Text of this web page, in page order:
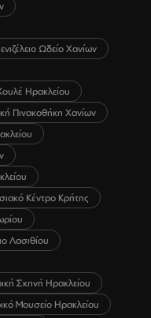
Ωδείο Χανίων
Ηρακλείου
Πινακοθήκη Χανίων
Κέντρο Κρήτης
Λασιθίου
Σκηνή Ηρακλείου
Μουσείο Ηρακλείου